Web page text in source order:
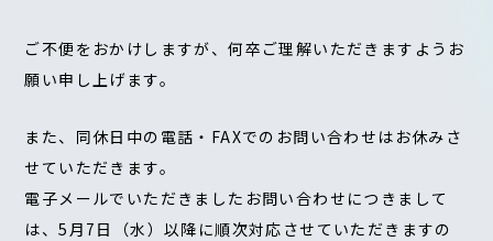
ご不便をおかけしますが、何卒ご理解いただきますようお
願い申し上げます。
また、同休日中の電話・FAXでのお問い合わせはお休みさ
せていただきます。
電子メールでいただきましたお問い合わせにつきまして
は、5月7日（水）以降に順次対応させていただきますの